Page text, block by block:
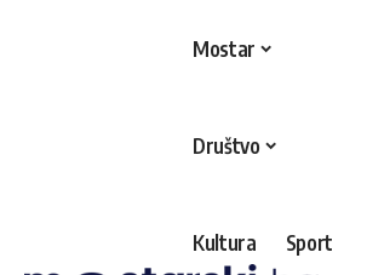
Mostar
Društvo
Kultura Sport